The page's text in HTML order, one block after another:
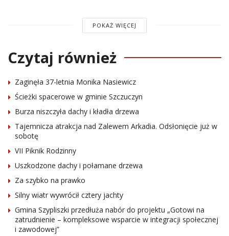
POKAŻ WIĘCEJ
Czytaj również
Zaginęła 37-letnia Monika Nasiewicz
Ścieżki spacerowe w gminie Szczuczyn
Burza niszczyła dachy i kładła drzewa
Tajemnicza atrakcja nad Zalewem Arkadia. Odsłonięcie już w
sobotę
VII Piknik Rodzinny
Uszkodzone dachy i połamane drzewa
Za szybko na prawko
Silny wiatr wywrócił cztery jachty
Gmina Szypliszki przedłuża nabór do projektu „Gotowi na
zatrudnienie – kompleksowe wsparcie w integracji społecznej
i zawodowej”